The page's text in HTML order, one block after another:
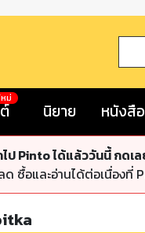
ม่
นิยาย หนังสือ
ป Pinto ได้แล้ววันนี้ กดเ
ซื้อและอ่านได้ต่อเนื่องที่